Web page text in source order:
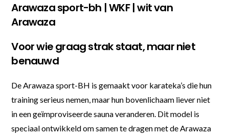
Arawaza sport-bh | WKF | wit van
Arawaza
Voor wie graag strak staat, maar niet
benauwd
De Arawaza sport-BH is gemaakt voor karateka’s die hun
training serieus nemen, maar hun bovenlichaam liever niet
in een geïmproviseerde sauna veranderen. Dit model is
speciaal ontwikkeld om samen te dragen met de Arawaza